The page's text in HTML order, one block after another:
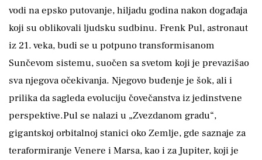
vodi na epsko putovanje, hiljadu godina nakon događaja
koji su oblikovali ljudsku sudbinu. Frenk Pul, astronaut
iz 21. veka, budi se u potpuno transformisanom
Sunčevom sistemu, suočen sa svetom koji je prevazišao
sva njegova očekivanja. Njegovo buđenje je šok, ali i
prilika da sagleda evoluciju čovečanstva iz jedinstvene
perspektive.Pul se nalazi u „Zvezdanom gradu“,
gigantskoj orbitalnoj stanici oko Zemlje, gde saznaje za
teraformiranje Venere i Marsa, kao i za Jupiter, koji je